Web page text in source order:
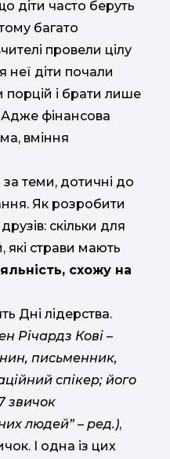
діти часто беруть
багато
провели цілу
неї діти почали
порцій і брати лише
Адже фінансова
вміння
теми, дотичні до
Як розробити
скільки для
які страви мають
схожу на
Дні лідерства.
Річардз Кові –
письменник,
спікер; його
звичок
людей” – ред.),
І одна із цих